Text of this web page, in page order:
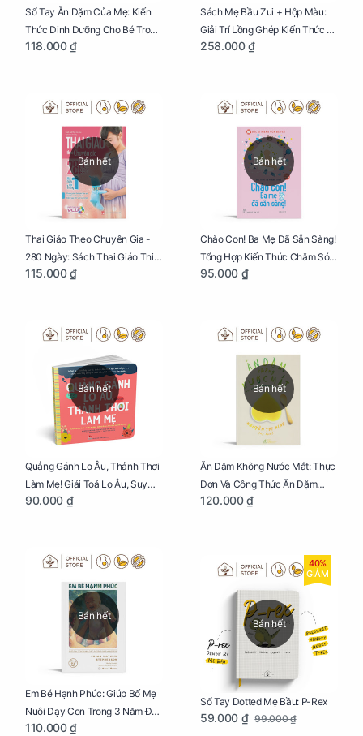
Sổ Tay Ăn Dặm Của Mẹ: Kiến
Thức Dinh Dưỡng Cho Bé Trong
Tuổi Ăn Dặm
118.000 ₫
Sách Mẹ Bầu Zui + Hộp Màu:
Giải Trí Lồng Ghép Kiến Thức Và
Lời Khuyên Mang Thai Bổ Ích
258.000 ₫
Bán hết
Thai Giáo Theo Chuyên Gia -
280 Ngày: Sách Thai Giáo Thiết
Thực Nhất Cho Mẹ Bầu
115.000 ₫
Bán hết
Chào Con! Ba Mẹ Đã Sẵn Sàng!
Tổng Hợp Kiến Thức Chăm Sóc
Trẻ Sơ Sinh
95.000 ₫
Bán hết
Quẳng Gánh Lo Âu, Thảnh Thơi
Làm Mẹ! Giải Toả Lo Âu, Suy
Nghĩ Tiêu Cực Cho Mẹ
90.000 ₫
Bán hết
Ăn Dặm Không Nước Mắt: Thực
Đơn Và Công Thức Ăn Dặm
Kiểu Nhật
120.000 ₫
Bán hết
Em Bé Hạnh Phúc: Giúp Bố Mẹ
Nuôi Dạy Con Trong 3 Năm Đầu
Đời
110.000 ₫
Bán hết
40%
GIẢM
Sổ Tay Dotted Mẹ Bầu: P-Rex
59.000 ₫ 99.000 ₫